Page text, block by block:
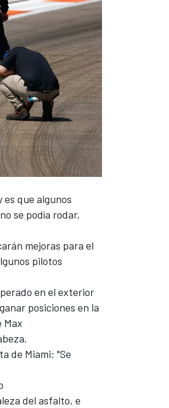
que algunos
se podía rodar,
mejoras para el
pilotos
en el exterior
posiciones en la
Max
de Miami: "Se
del asfalto, e